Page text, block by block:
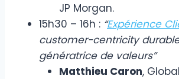
JP Morgan.
15h30 – 16h : “Expérience
customer-centricity
génératrice de valeurs”
Matthieu Caron,